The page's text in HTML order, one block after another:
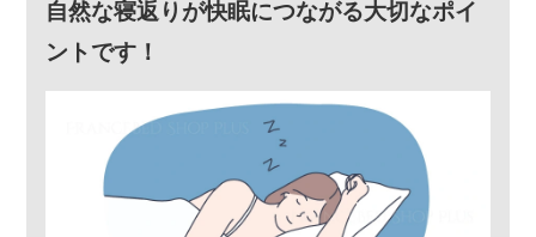
自然な寝返りが快眠につながる大切なポイ
ントです！